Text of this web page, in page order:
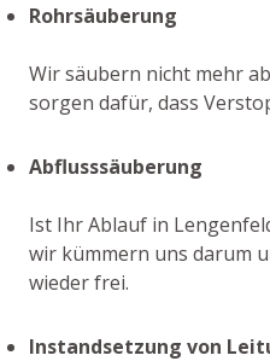
Rohrsäuberung
Wir säubern nicht mehr
sorgen dafür, dass
Abflusssäuberung
Ist Ihr Ablauf in
wir kümmern uns darum
wieder frei.
Instandsetzung von